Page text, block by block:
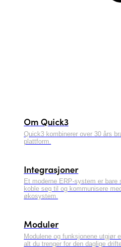
Om Quick3
Quick3 kombinerer over 30 års
plattform.
Integrasjoner
Et moderne ERP-system er
koble seg til og kommunisere
økosystem.
Moduler
Modulene og funksjonene utgjør
alt du trenger for den daglige